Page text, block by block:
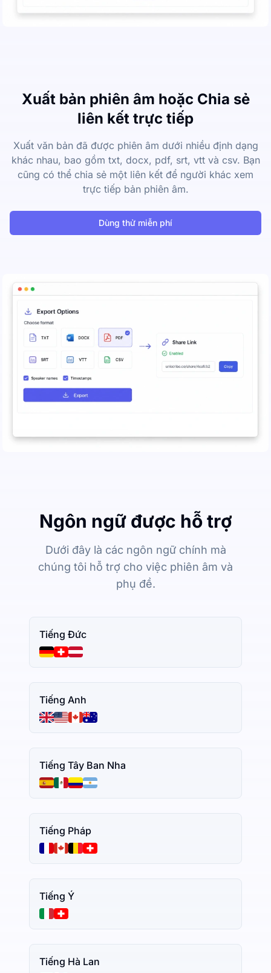
Xuất bản phiên âm hoặc Chia sẻ
liên kết trực tiếp
Xuất văn bản đã được phiên âm dưới nhiều định dạng
khác nhau, bao gồm txt, docx, pdf, srt, vtt và csv. Bạn
cũng có thể chia sẻ một liên kết để người khác xem
trực tiếp bản phiên âm.
Dùng thử miễn phí
Ngôn ngữ được hỗ trợ
Dưới đây là các ngôn ngữ chính mà
chúng tôi hỗ trợ cho việc phiên âm và
phụ đề.
Tiếng Đức
Tiếng Anh
Tiếng Tây Ban Nha
Tiếng Pháp
Tiếng Ý
Tiếng Hà Lan